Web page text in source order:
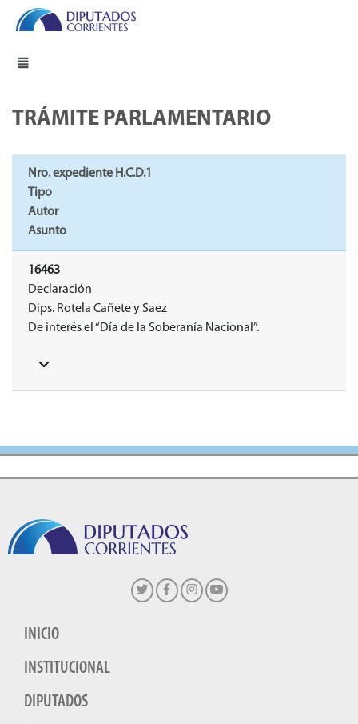
TRÁMITE PARLAMENTARIO
Nro. expediente H.C.D.1
Tipo
Autor
Asunto
16463
Declaración
Dips. Rotela Cañete y Saez
De interés el “Día de la Soberanía Nacional”.
INICIO
INSTITUCIONAL
DIPUTADOS